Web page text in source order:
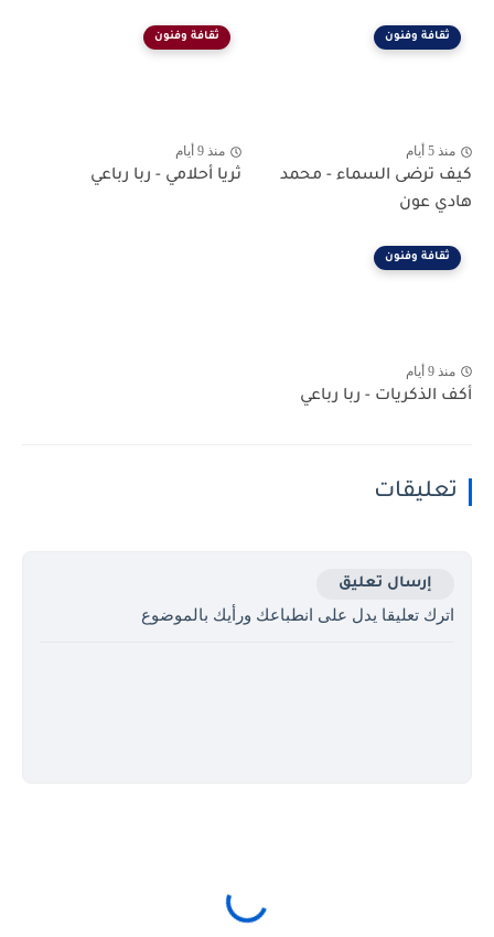
ثقافة وفنون
منذ 5 أيام
كيف ترضى السماء - محمد
هادي عون
ثقافة وفنون
منذ 9 أيام
ثريا أحلامي - ربا رباعي
ثقافة وفنون
منذ 9 أيام
أكف الذكريات - ربا رباعي
تعليقات
إرسال تعليق
اترك تعليقا يدل على انطباعك ورأيك بالموضوع